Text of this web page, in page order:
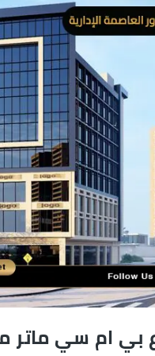
ام سي ماتر